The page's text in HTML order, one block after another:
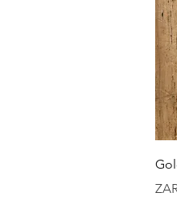
Prijs